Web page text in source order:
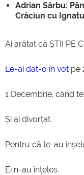
Adrian Sârbu:
Crăciun cu
Ai arătat că ȘTII PE
Le-ai dat-o în vot pe
1 Decembrie, când
Și ai divorțat.
Pentru că te-au
Ei n-au înțeles.